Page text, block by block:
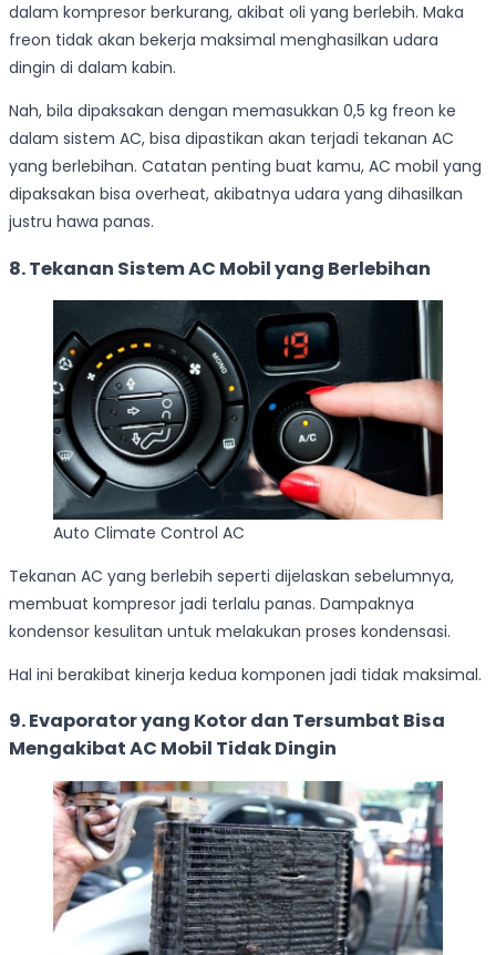
dalam kompresor berkurang, akibat oli yang berlebih. Maka
freon tidak akan bekerja maksimal menghasilkan udara
dingin di dalam kabin.
Nah, bila dipaksakan dengan memasukkan 0,5 kg freon ke
dalam sistem AC, bisa dipastikan akan terjadi tekanan AC
yang berlebihan. Catatan penting buat kamu, AC mobil yang
dipaksakan bisa overheat, akibatnya udara yang dihasilkan
justru hawa panas.
8. Tekanan Sistem AC Mobil yang Berlebihan
Auto Climate Control AC
Tekanan AC yang berlebih seperti dijelaskan sebelumnya,
membuat kompresor jadi terlalu panas. Dampaknya
kondensor kesulitan untuk melakukan proses kondensasi.
Hal ini berakibat kinerja kedua komponen jadi tidak maksimal.
9. Evaporator yang Kotor dan Tersumbat Bisa
Mengakibat AC Mobil Tidak Dingin